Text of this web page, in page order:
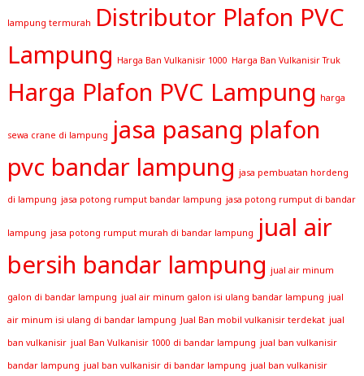
lampung termurah
Distributor Plafon PVC
Lampung Harga Ban Vulkanisir 1000 Harga Ban Vulkanisir Truk
Harga Plafon PVC Lampung harga
sewa crane di lampung
jasa pasang plafon
pvc bandar lampung jasa pembuatan hordeng
di lampung jasa potong rumput bandar lampung jasa potong rumput di bandar
lampung jasa potong rumput murah di bandar lampung
jual air
bersih bandar lampung jual air minum
galon di bandar lampung jual air minum galon isi ulang bandar lampung jual
air minum isi ulang di bandar lampung Jual Ban mobil vulkanisir terdekat jual
ban vulkanisir jual Ban Vulkanisir 1000 di bandar lampung jual ban vulkanisir
bandar lampung jual ban vulkanisir di bandar lampung jual ban vulkanisir